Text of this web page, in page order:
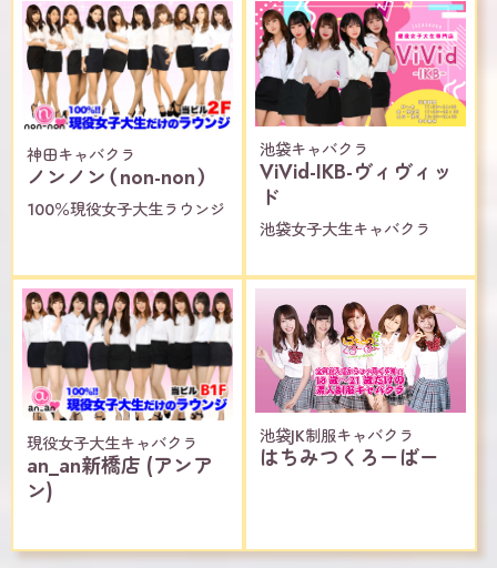
神田キャバクラ
ノンノン（non-non）
100％現役女子大生ラウンジ
池袋キャバクラ
ViVid-IKB-ヴィヴィッ
ド
池袋女子大生キャバクラ
現役女子大生キャバクラ
an_an新橋店 (アンア
ン)
池袋JK制服キャバクラ
はちみつくろーばー